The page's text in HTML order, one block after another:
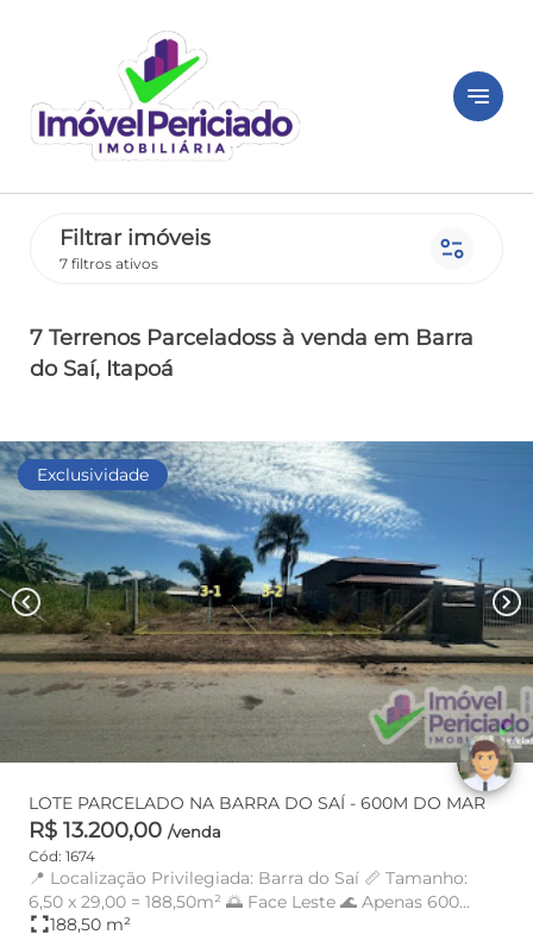
notes
Filtrar imóveis
7 filtros ativos page_info
7 Terrenos Parceladoss à venda em Barra
do Saí, Itapoá
Pronto
Exclusividade
chevron_left chevron_right
LOTE PARCELADO NA BARRA DO SAÍ - 600M DO MAR
R$ 13.200,00 /venda
Cód: 1674
📍 Localização Privilegiada: Barra do Saí 📏 Tamanho:
6,50 x 29,00 = 188,50m² 🌅 Face Leste 🌊 Apenas 600
metros da pra...
fullscreen188,50 m²